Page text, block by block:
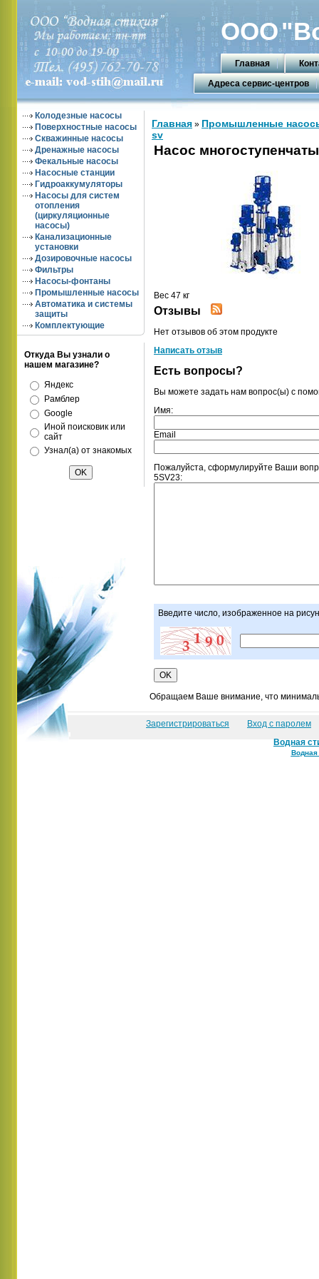
ООО
Главная
Адреса сервис-центров
Колодезные насосы
Поверхностные насосы
Скважинные насосы
Дренажные насосы
Фекальные насосы
Насосные станции
Гидроаккумуляторы
Насосы для систем
отопления
(циркуляционные
насосы)
Канализационные
установки
Дозировочные насосы
Фильтры
Насосы-фонтаны
Промышленные насосы
Автоматика и системы
защиты
Комплектующие
Откуда Вы узнали о
нашем магазине?
Яндекс
Рамблер
Google
Иной поисковик или
сайт
Узнал(а) от знакомых
Главная » Промышленные
sv
Насос
Вес 47 кг
Отзывы
Нет отзывов об этом продукте
Написать отзыв
Есть вопросы?
Вы можете задать нам вопрос(ы) с
Имя:
Email
Пожалуйста, сформулируйте Ваши
5SV23:
Введите число, изображенное на
Обращаем Ваше внимание, что
Зарегистрироваться
Вход с паролем
Водная
Водная